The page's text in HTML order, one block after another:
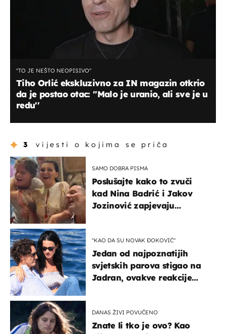
''TO JE NEŠTO NEOPISIVO''
Tiho Orlić ekskluzivno za IN magazin otkrio
da je postao otac: ''Malo je uranio, ali sve je u
redu''
3 vijesti o kojima se priča
SAMO DOBRA PISMA
Poslušajte kako to zvuči
kad Nina Badrić i Jakov
Jozinović zapjevaju
"KAO DA SU NOVAK ĐOKOVIĆ"
Jedan od najpoznatijih
svjetskih parova stigao na
Jadran, ovakve reakcije
DANAS ŽIVI POVUČENO
Znate li tko je ovo? Kao